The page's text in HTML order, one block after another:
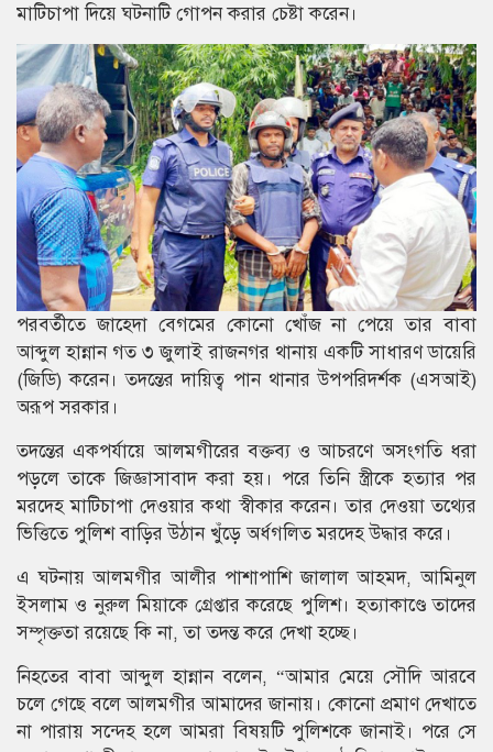
মাটিচাপা দিয়ে ঘটনাটি গোপন করার চেষ্টা করেন।
পরবর্তীতে জাহেদা বেগমের কোনো খোঁজ না পেয়ে তার বাবা
আব্দুল হান্নান গত ৩ জুলাই রাজনগর থানায় একটি সাধারণ ডায়েরি
(জিডি) করেন। তদন্তের দায়িত্ব পান থানার উপপরিদর্শক (এসআই)
অরূপ সরকার।
তদন্তের একপর্যায়ে আলমগীরের বক্তব্য ও আচরণে অসংগতি ধরা
পড়লে তাকে জিজ্ঞাসাবাদ করা হয়। পরে তিনি স্ত্রীকে হত্যার পর
মরদেহ মাটিচাপা দেওয়ার কথা স্বীকার করেন। তার দেওয়া তথ্যের
ভিত্তিতে পুলিশ বাড়ির উঠান খুঁড়ে অর্ধগলিত মরদেহ উদ্ধার করে।
এ ঘটনায় আলমগীর আলীর পাশাপাশি জালাল আহমদ, আমিনুল
ইসলাম ও নুরুল মিয়াকে গ্রেপ্তার করেছে পুলিশ। হত্যাকাণ্ডে তাদের
সম্পৃক্ততা রয়েছে কি না, তা তদন্ত করে দেখা হচ্ছে।
নিহতের বাবা আব্দুল হান্নান বলেন, “আমার মেয়ে সৌদি আরবে
চলে গেছে বলে আলমগীর আমাদের জানায়। কোনো প্রমাণ দেখাতে
না পারায় সন্দেহ হলে আমরা বিষয়টি পুলিশকে জানাই। পরে সে